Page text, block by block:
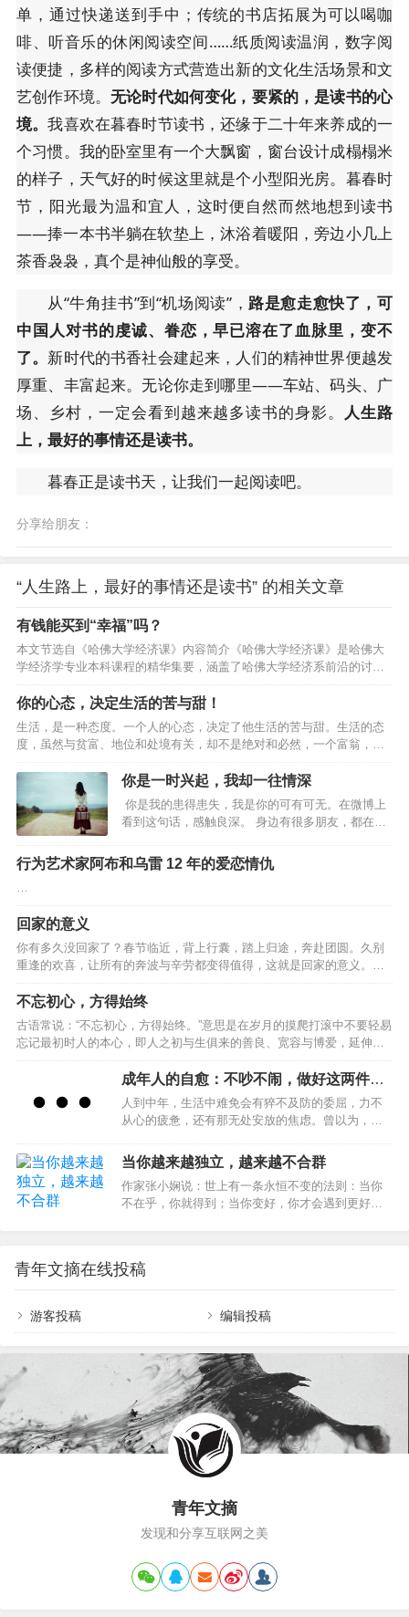
单，通过快递送到手中；传统的书店拓展为可以喝咖
啡、听音乐的休闲阅读空间……纸质阅读温润，数字阅
读便捷，多样的阅读方式营造出新的文化生活场景和文
艺创作环境。无论时代如何变化，要紧的，是读书的心
境。我喜欢在暮春时节读书，还缘于二十年来养成的一
个习惯。我的卧室里有一个大飘窗，窗台设计成榻榻米
的样子，天气好的时候这里就是个小型阳光房。暮春时
节，阳光最为温和宜人，这时便自然而然地想到读书
——捧一本书半躺在软垫上，沐浴着暖阳，旁边小几上
茶香袅袅，真个是神仙般的享受。
从“牛角挂书”到“机场阅读”， 路是愈走愈快了，可
中国人对书的虔诚、眷恋，早已溶在了血脉里，变不
了。 新时代的书香社会建起来，人们的精神世界便越发
厚重、丰富起来。无论你走到哪里——车站、码头、广
场、乡村，一定会看到越来越多读书的身影。 人生路
上，最好的事情还是读书。
暮春正是读书天，让我们一起阅读吧。
分享给朋友：
“人生路上，最好的事情还是读书” 的相关文章
有钱能买到“幸福”吗？
本文节选自《哈佛大学经济课》内容简介《哈佛大学经济课》是哈佛大
学经济学专业本科课程的精华集要，涵盖了哈佛大学经济系前沿的讨论
和思考。它以记者视角记录了哈佛大学经济学教学方式、课堂互动以及
治学精神，让我们同作者一起走进哈佛大学的课堂，聆听哈佛教授的讲
解。全书分为四章，分别提炼了曼昆、莱布森、费尔德斯坦、卡特勒等
四位哈佛大学教授的讲义精华。经济学家眼里的幸福”幸福”
（happiness）是一个比较前沿的研究领域，近年来，越来越多的人投入
这方面的研究。这些研究都有数据主观（被采访者自报幸福程度）、定
你的心态，决定生活的苦与甜！
生活，是一种态度。一个人的心态，决定了他生活的苦与甜。生活的态
度，虽然与贫富、地位和处境有关，却不是绝对和必然，一个富翁，或
许会整日愁容满面，而一个穷人，则可能会快乐悠然；一个健康的人，
或许会怨天尤人，而一个残疾人，也许能坦然乐观；一个一帆风顺的
人，或许会愁眉不展，而一个身处逆境的人，或许能面带笑颜。我们虽
然不能掌握生命的长度，但可以改变生命的宽度；我们虽然不能改变自
己的命运，但可以改变面对命运的心态。人的命运随着心态的好坏而改
变。换个立场看人生，可以宽容大度的处世；换种心态看人生，可以将
愁容改…
你是一时兴起，我却一往情深
你是我的患得患失，我是你的可有可无。在微博上
看到这句话，感触良深。 身边有很多朋友，都在感
却是无尽的冷漠和伤害。 有一个朋友，和男友相处
了一段时间以后决定结婚，朋友认定了那个男人，
事。 于是兴奋冲昏了头脑，以致她完全没有感觉到
也一点都不在意，自己挑起了全部的担子，制作请
柬，联系婚庆，挑选礼服，从头到尾都好像她一个
行为艺术家阿布和乌雷 12 年的爱恋情仇
…
回家的意义
你有多久没回家了？春节临近，背上行囊，踏上归途，奔赴团圆。久别
重逢的欢喜，让所有的奔波与辛劳都变得值得，这就是回家的意义。…
不忘初心，方得始终
古语常说：“不忘初心，方得始终。”意思是在岁月的摸爬打滚中不要轻易
忘记最初时人的本心，即人之初与生俱来的善良、宽容与博爱，延伸开
来就是指不要被现实打败了梦想，应该坚守理想。但是，现实的状况往
往是这样：也许你原本觉得拥有一样东西，就拥有了幸福；也许你原本
觉得完成了某件事，这一阶段的生活就变得圆满；也许你原本觉得你现
在所想要得到的一切就是最终你想要的全部。然而，事实却往往不是这
样，当你实现了最初的愿望，你会不自觉地开始思考：我要的仅仅只有
这些吗？再回首时，发现自己已经变了，变得贪婪或者是刻薄，变得
失…
成年人的自愈：不吵不闹，做好这两件事
就够了
人到中年，生活中难免会有猝不及防的委屈，力不
从心的疲惫，还有那无处安放的焦虑。曾以为，歇
能抚平内心的烦躁。可到最后才发现，向外的情绪
宣泄不过是一场徒劳的自我内耗。真正的自愈，从
不在向外索取情绪慰藉，而在向内探寻内心力量。
不吵不闹，稳住自己，做好这两件事，是成年人穿
着智慧：“上天赐给人两只耳朵，却只有一张嘴，就
是要我们多听少说。”他更是告诫门生，说话前先想
三件事：是…
当你越来越独立，越来越不合群
作家张小娴说：世上有一条永恒不变的法则：当你
不在乎，你就得到；当你变好，你才会遇到更好，
者没有交集而恐惧焦虑。然后，不管适不适合自
己，都试图从中寻找理解和认同。可现实往往是：
越是靠近，越觉得空虚；越是依赖，越找不到方
向。而当我们决定变得独立而勇敢，才是活出自我
了迎合,多了自由最近，《她的双重奏》节目，采访
到了演员邓萃雯。…
青年文摘在线投稿
游客投稿 编辑投稿
青年文摘
发现和分享互联网之美